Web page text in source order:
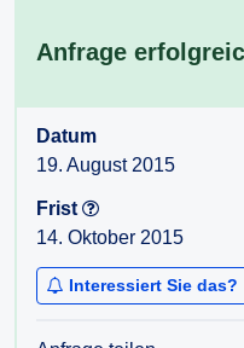
gedient hatten. Falls eine
notwendig erscheint,
erhalten, auf welcher
Befragungen,...) dies
Anfrage
Datum
19. August 2015
Frist
14. Oktober 2015
Interessiert Sie das?